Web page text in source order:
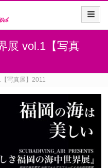
展 vol.1【写真
写真展】2011